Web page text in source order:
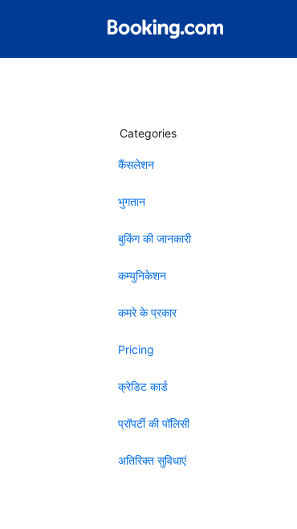
Categories
कैंसलेशन
भुगतान
बुकिंग की जानकारी
कम्युनिकेशन
कमरे के प्रकार
Pricing
क्रेडिट कार्ड
प्रॉपर्टी की पॉलिसी
अतिरिक्त सुविधाएं